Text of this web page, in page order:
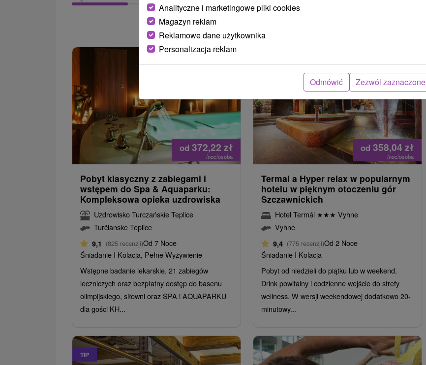
od 372,22 zł
/noc/osoba
Pobyt klasyczny z zabiegami i
wstępem do Spa & Aquaparku:
Kompleksowa opieka uzdrowiska
Uzdrowisko Turczańskie Teplice
Turčianske Teplice
9,1 (825 recenzji)Od 7 Noce
Śniadanie I Kolacja, Pełne Wyżywienie
Wstępne badanie lekarskie, 21 zabiegów
leczniczych oraz bezpłatny dostęp do basenu
olimpijskiego, siłowni oraz SPA i AQUAPARKU
dla gości KH...
TIP
od 358,04 zł
/noc/osoba
Termal a Hyper relax w popularnym
hotelu w pięknym otoczeniu gór
Szczawnickich
Hotel Termál ★★★ Vyhne
Vyhne
9,4 (775 recenzji)Od 2 Noce
Śniadanie I Kolacja
Pobyt od niedzieli do piątku lub w weekend.
Drink powitalny i codzienne wejście do strefy
wellness. W wersji weekendowej dodatkowo 20-
minutowy...
TIP
Analityczne i marketingowe pliki cookies
Magazyn reklam
Reklamowe dane użytkownika
Personalizacja reklam
Odmówić Zezwól zaznaczone